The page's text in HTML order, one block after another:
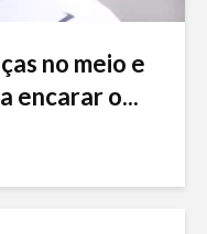
no meio e
encarar o...